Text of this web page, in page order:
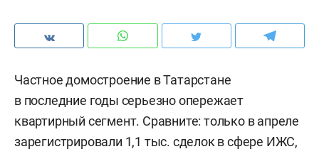
Частное домостроение в Татарстане
в последние годы серьезно опережает
квартирный сегмент. Сравните: только в апреле
зарегистрировали 1,1 тыс. сделок в сфере ИЖС,